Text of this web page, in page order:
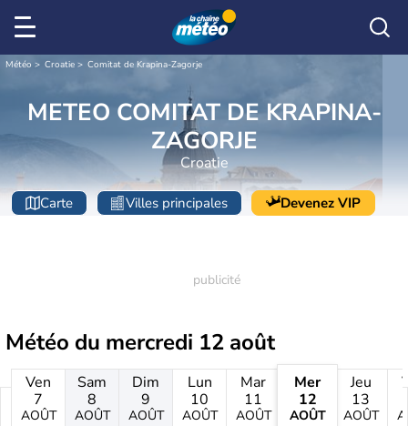
Météo Croatie Comitat de Krapina-Zagorje
METEO COMITAT DE KRAPINA-
ZAGORJE
Croatie
Carte Villes principales Devenez VIP
Météo du mercredi 12 août
Ven
7
AOÛT
Sam
8
AOÛT
Dim
9
AOÛT
Lun
10
AOÛT
Mar
11
AOÛT
Mer
12
AOÛT
Jeu
13
AOÛT